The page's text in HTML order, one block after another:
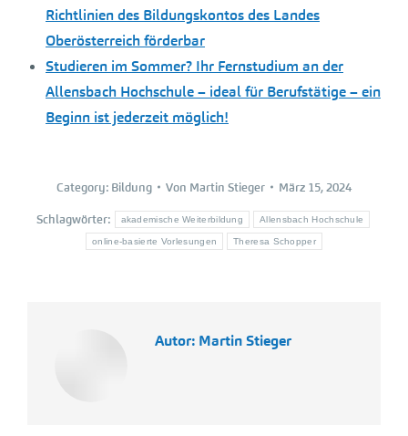
Richtlinien des Bildungskontos des Landes
Oberösterreich förderbar
Studieren im Sommer? Ihr Fernstudium an der
Allensbach Hochschule – ideal für Berufstätige – ein
Beginn ist jederzeit möglich!
Category: Bildung Von Martin Stieger März 15, 2024
Schlagwörter: akademische Weiterbildung Allensbach Hochschule
online-basierte Vorlesungen Theresa Schopper
Autor: Martin Stieger